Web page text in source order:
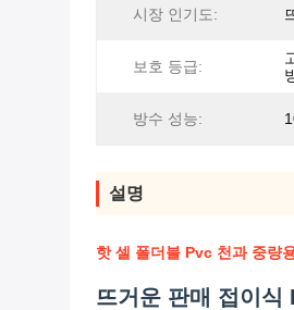
시장 인기도:
보호 등급:
방수 성능:
설명
핫 셀 폴더블 Pvc 천과 중량
뜨거운 판매 접이식